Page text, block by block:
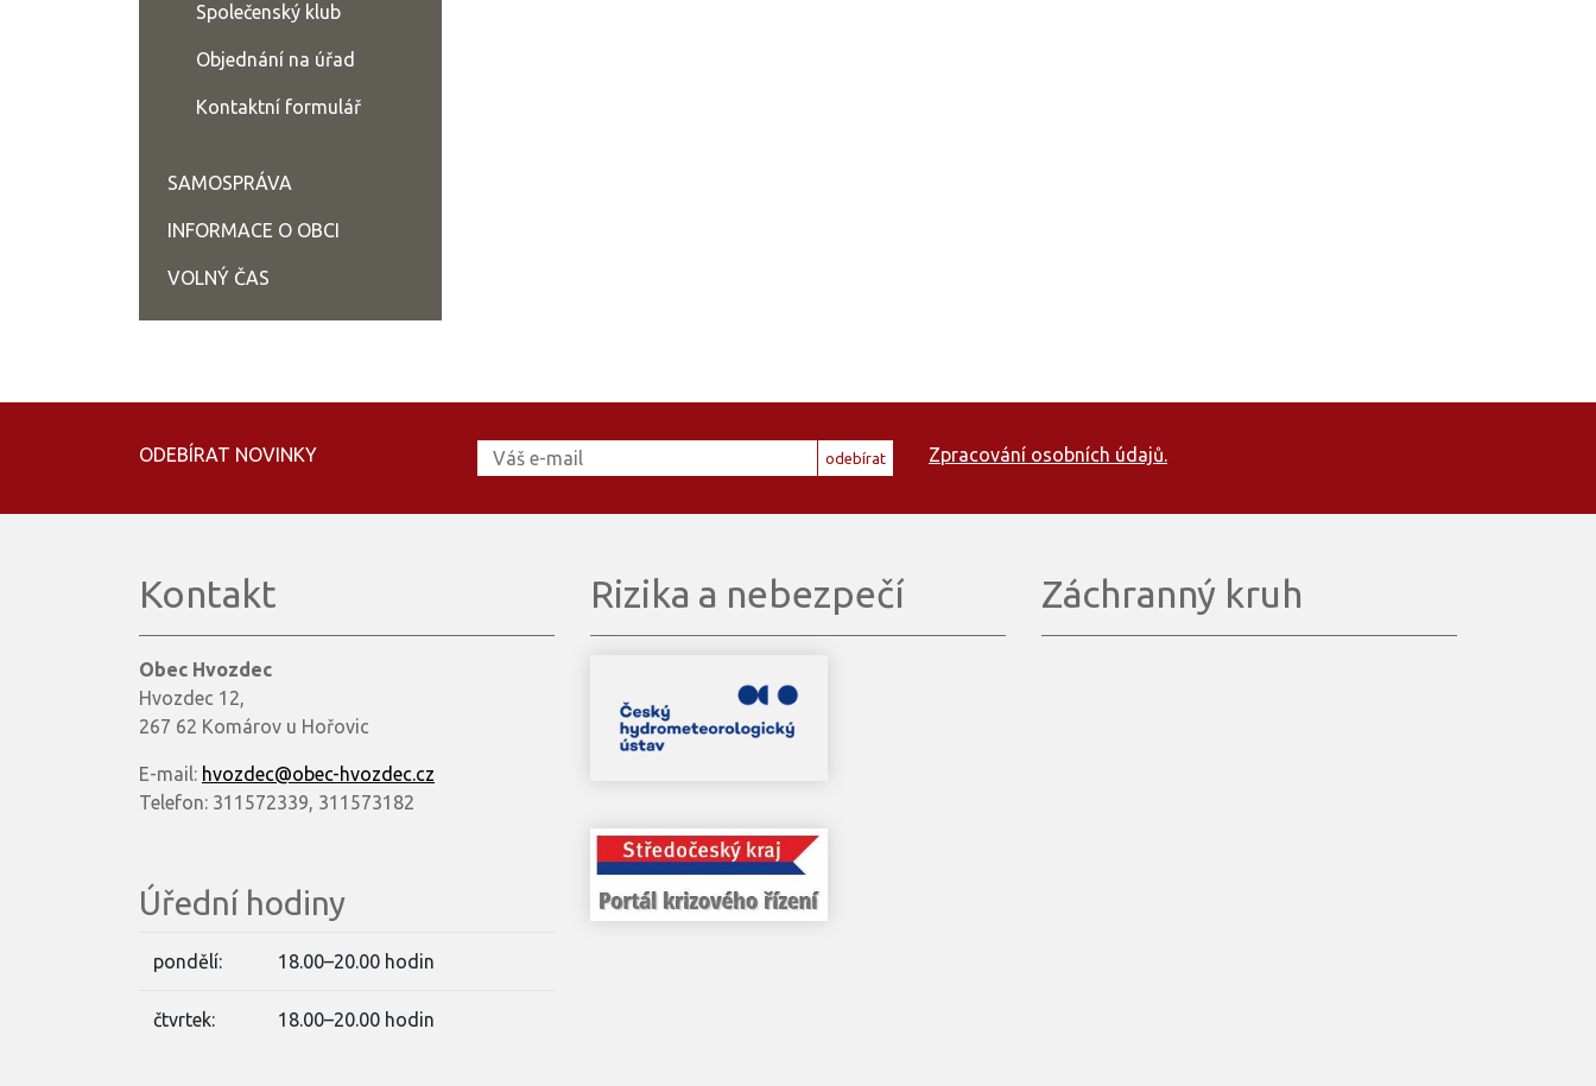
Společenský klub
Objednání na úřad
Kontaktní formulář
SAMOSPRÁVA
INFORMACE O OBCI
VOLNÝ ČAS
ODEBÍRAT NOVINKY odebírat Zpracování osobních údajů.
Kontakt
Obec Hvozdec
Hvozdec 12,
267 62 Komárov u Hořovic
E-mail: hvozdec@obec-hvozdec.cz
Telefon: 311572339, 311573182
Úřední hodiny
pondělí: 18.00–20.00 hodin
čtvrtek: 18.00–20.00 hodin
Rizika a nebezpečí Záchranný kruh